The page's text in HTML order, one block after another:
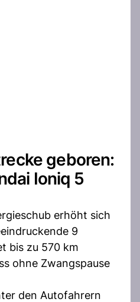
geboren:
Ioniq 5
erhöht sich
9
bis zu 570 km
ohne Zwangspause
den Autofahrern